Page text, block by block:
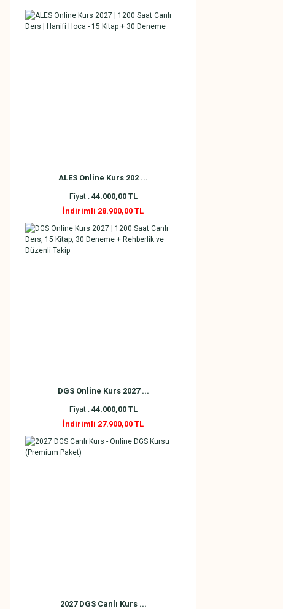
ALES Online Kurs 202 ...
Fiyat : 44.000,00 TL
İndirimli 28.900,00 TL
DGS Online Kurs 2027 ...
Fiyat : 44.000,00 TL
İndirimli 27.900,00 TL
2027 DGS Canlı Kurs ...